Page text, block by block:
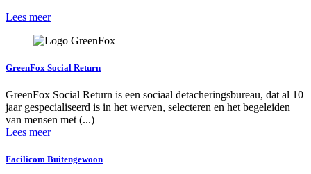
Lees meer
GreenFox Social Return
GreenFox Social Return is een sociaal detacheringsbureau, dat al 10
jaar gespecialiseerd is in het werven, selecteren en het begeleiden
van mensen met (...)
Lees meer
Facilicom Buitengewoon